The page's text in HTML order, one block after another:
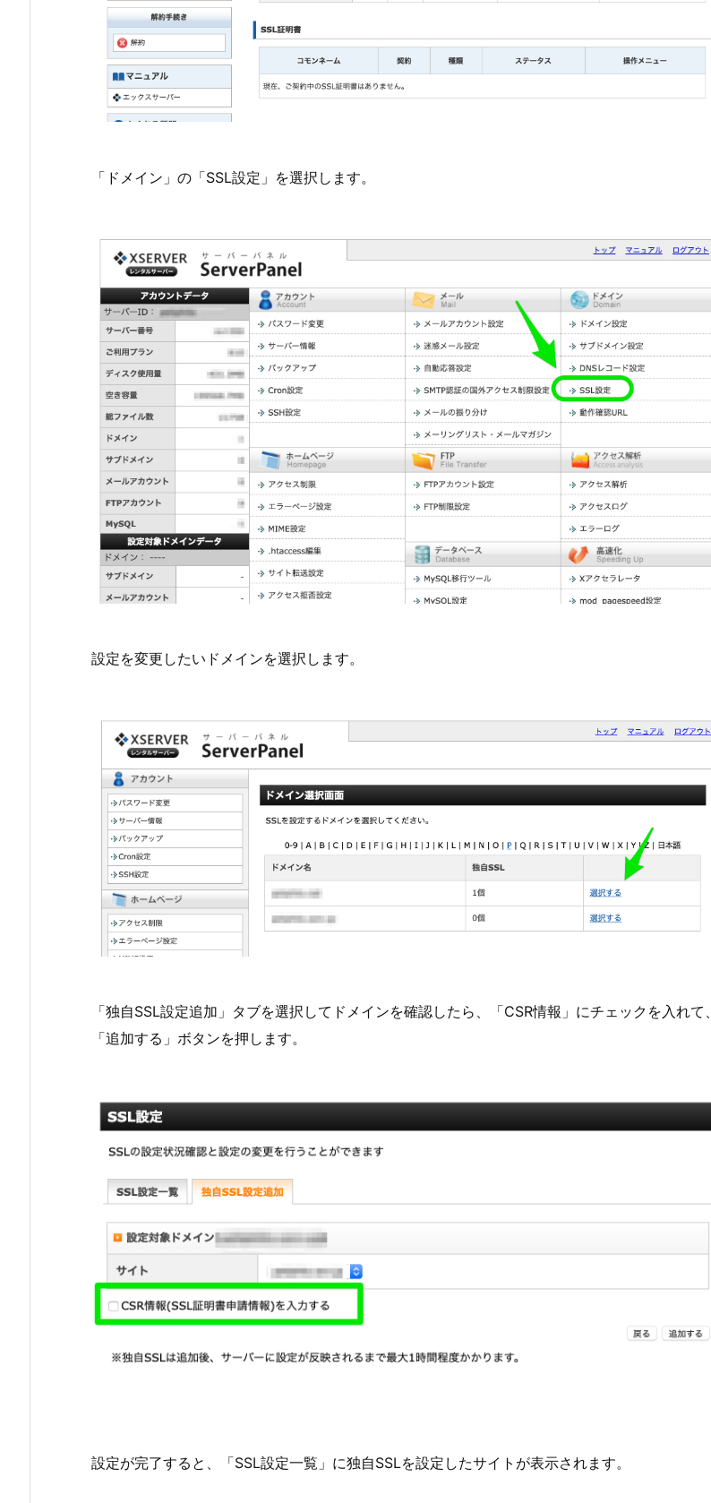
「ドメイン」の「SSL設定」を選択します。
設定を変更したいドメインを選択します。
「独自SSL設定追加」タブを選択してドメインを確認したら、「CSR情報」にチェックを入れて、
「追加する」ボタンを押します。
設定が完了すると、「SSL設定一覧」に独自SSLを設定したサイトが表示されます。